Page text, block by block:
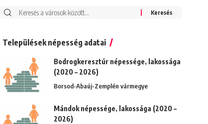
Keresés:
Települések népesség adatai
Bodrogkeresztúr népessége, lakossága
(2020 – 2026)
Borsod-Abaúj-Zemplén vármegye
Mándok népessége, lakossága (2020 –
2026)